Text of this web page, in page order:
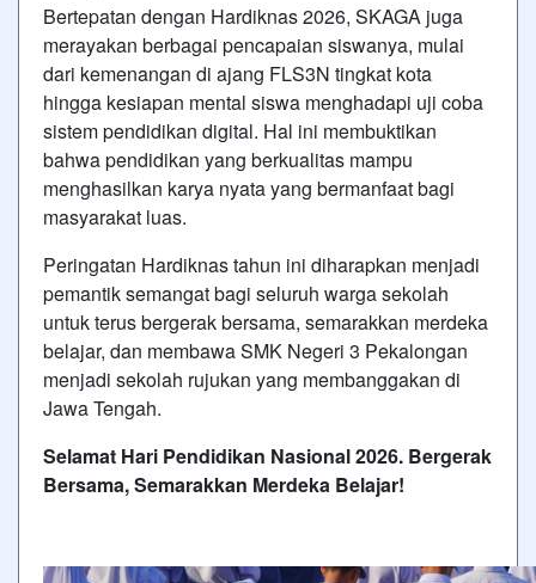
Bertepatan dengan Hardiknas 2026, SKAGA juga
merayakan berbagai pencapaian siswanya, mulai
dari kemenangan di ajang FLS3N tingkat kota
hingga kesiapan mental siswa menghadapi uji coba
sistem pendidikan digital. Hal ini membuktikan
bahwa pendidikan yang berkualitas mampu
menghasilkan karya nyata yang bermanfaat bagi
masyarakat luas.
Peringatan Hardiknas tahun ini diharapkan menjadi
pemantik semangat bagi seluruh warga sekolah
untuk terus bergerak bersama, semarakkan merdeka
belajar, dan membawa SMK Negeri 3 Pekalongan
menjadi sekolah rujukan yang membanggakan di
Jawa Tengah.
Selamat Hari Pendidikan Nasional 2026. Bergerak
Bersama, Semarakkan Merdeka Belajar!